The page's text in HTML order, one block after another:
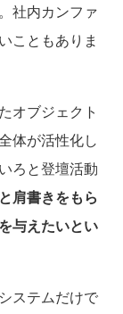
社内カンファ
こともありま
オブジェクト
体が活性化し
ろと登壇活動
肩書きをもら
与えたいとい
ステムだけで